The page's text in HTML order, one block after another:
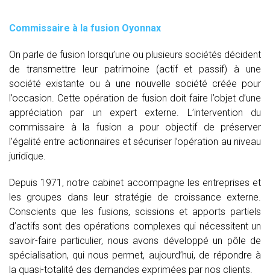
Commissaire à la fusion Oyonnax
On parle de fusion lorsqu’une ou plusieurs sociétés décident
de transmettre leur patrimoine (actif et passif) à une
société existante ou à une nouvelle société créée pour
l’occasion. Cette opération de fusion doit faire l’objet d’une
appréciation par un expert externe. L’intervention du
commissaire à la fusion
a pour objectif de préserver
l’égalité entre actionnaires et sécuriser l’opération au niveau
juridique.
Depuis 1971, notre cabinet accompagne les entreprises et
les groupes dans leur stratégie de croissance externe.
Conscients que les fusions, scissions et apports partiels
d’actifs sont des opérations complexes qui nécessitent un
savoir-faire particulier, nous avons développé un pôle de
spécialisation, qui nous permet, aujourd’hui, de répondre à
la quasi-totalité des demandes exprimées par nos clients.